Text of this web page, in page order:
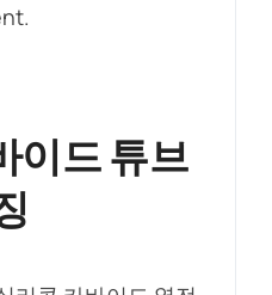
이드 튜브